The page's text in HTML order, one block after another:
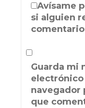
Avísame
si alguien
Guarda mi
navegador
que